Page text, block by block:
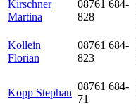
Kirschner
Martina
08761 684-
828
Kollein
Florian
08761 684-
823
Kopp Stephan
08761 684-
71